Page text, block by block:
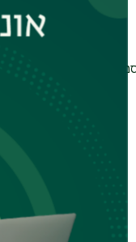
יסודיים, מורים,